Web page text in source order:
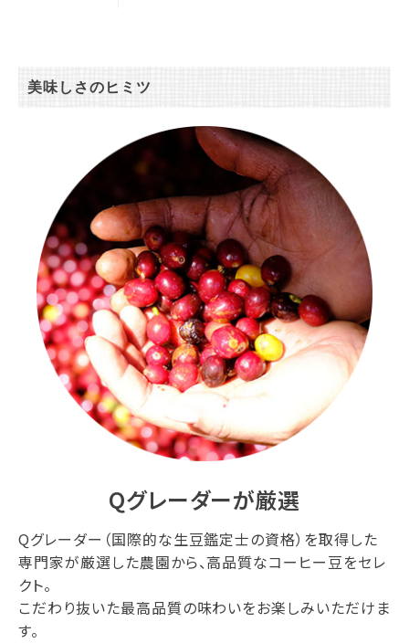
美味しさのヒミツ
Qグレーダーが厳選
Qグレーダー（国際的な生豆鑑定士の資格）を取得した
専門家が厳選した農園から、高品質なコーヒー豆をセレ
クト。
こだわり抜いた最高品質の味わいをお楽しみいただけま
す。